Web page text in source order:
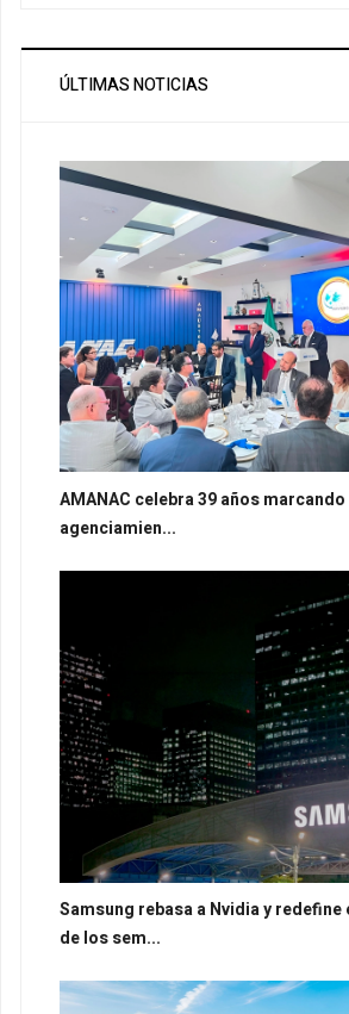
ÚLTIMAS NOTICIAS
AMANAC celebra 39 años
agenciamien...
Samsung rebasa a Nvidia y redefine
de los sem...